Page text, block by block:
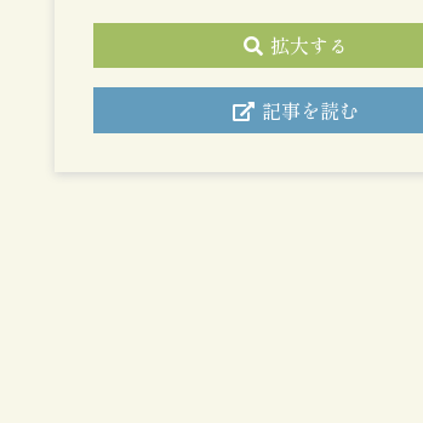
拡大する
記事を読む